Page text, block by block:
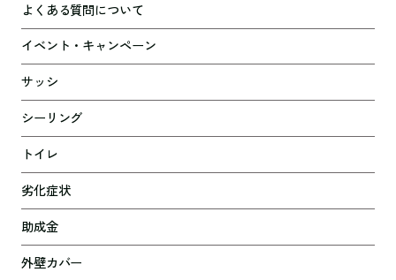
よくある質問について
イベント・キャンペーン
サッシ
シーリング
トイレ
劣化症状
助成金
外壁カバー